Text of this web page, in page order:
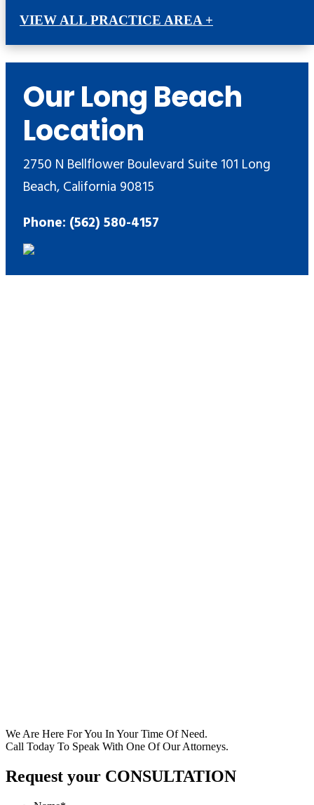
VIEW ALL PRACTICE AREA +
Our Long Beach
Location
2750 N Bellflower Boulevard Suite 101 Long
Beach, California 90815
Phone: (562) 580-4157
We Are Here For You In Your Time Of Need.
Call Today To Speak With One Of Our Attorneys.
Request your CONSULTATION